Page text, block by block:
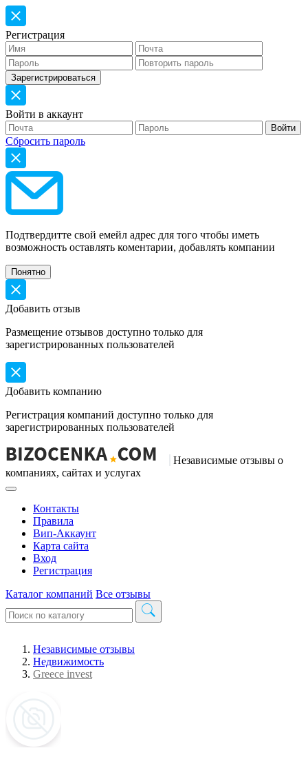
Регистрация
Войти в аккаунт
Сбросить пароль
Подтвердитте свой емейл адрес для того чтобы иметь
возможность оставлять коментарии, добавлять компании
Добавить отзыв
Размещение отзывов доступно только для
зарегистрированных пользователей
Добавить компанию
Регистрация компаний доступно только для
зарегистрированных пользователей
Независимые отзывы о
компаниях, сайтах и услугах
Контакты
Правила
Вип-Аккаунт
Карта сайта
Вход
Регистрация
Каталог компаний Все отзывы
Независимые отзывы
Недвижимость
Greece invest